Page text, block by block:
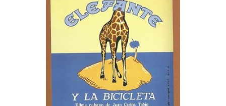
Para Canarias,
Ceuta y Melilla